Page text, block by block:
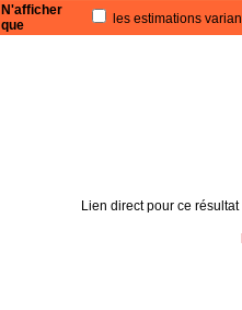
N'afficher
que
les estimations
Lien direct pour ce résultat